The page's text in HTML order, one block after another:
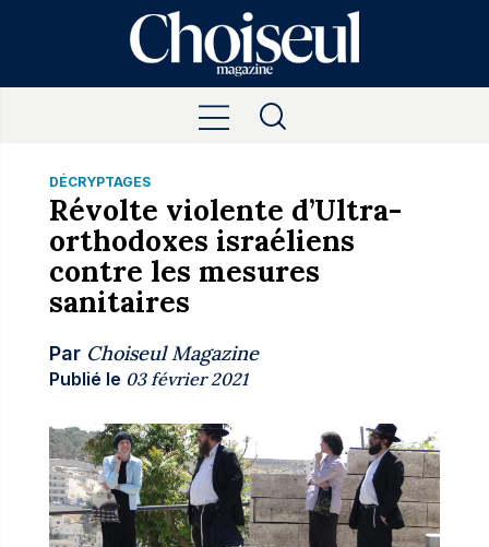
DÉCRYPTAGES
Révolte violente d’Ultra-
orthodoxes israéliens
contre les mesures
sanitaires
Par Choiseul Magazine
Publié le 03 février 2021